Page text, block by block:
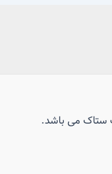
ستاک می باشد.